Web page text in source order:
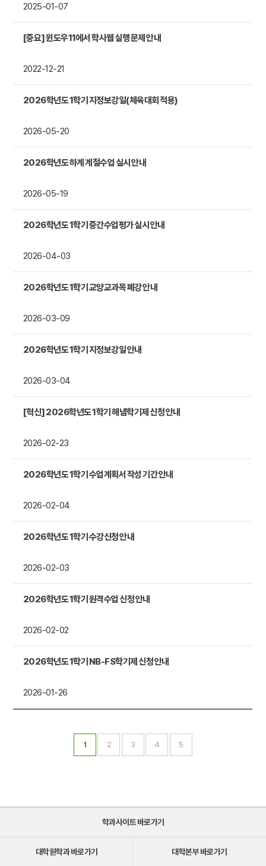
2025-01-07
[중요] 윈도우11에서 학사웹 실행 문제 안내
2022-12-21
2026학년도 1학기 지정보강일(체육대회 적용)
2026-05-20
2026학년도 하계 계절수업 실시 안내
2026-05-19
2026학년도 1학기 중간수업평가 실시 안내
2026-04-03
2026학년도 1학기 교양교과목 폐강 안내
2026-03-09
2026학년도 1학기 지정보강일 안내
2026-03-04
[혁신] 2026학년도 1학기 해냄학기제 신청 안내
2026-02-23
2026학년도 1학기 수업계획서 작성 기간 안내
2026-02-04
2026학년도 1학기 수강신청 안내
2026-02-03
2026학년도 1학기 원격수업 신청 안내
2026-02-02
2026학년도 1학기 NB-FS학기제 신청 안내
2026-01-26
1 2 3 4 5
학과사이트 바로가기
대학원학과 바로가기 대학본부 바로가기